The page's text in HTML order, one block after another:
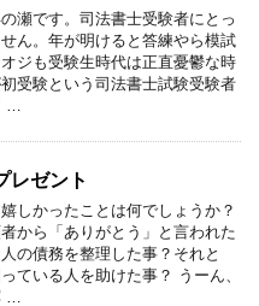
瀬です。司法書士受験者にとっ
ん。年が明けると答練やら模試
ジも受験生時代は正直憂鬱な時
受験という司法書士試験受験者
…
レゼント
しかったことは何でしょうか？
から「ありがとう」と言われた
の債務を整理した事？それと
ている人を助けた事？ うーん、
…